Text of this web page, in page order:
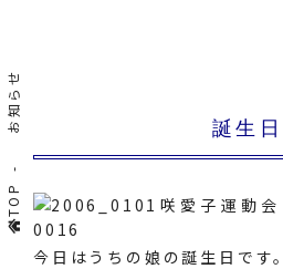
TOP
お知らせ 誕生日
今日はうちの娘の誕生日です。